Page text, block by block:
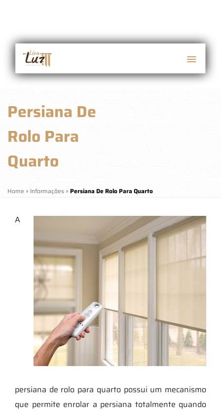
Persiana De
Rolo Para
Quarto
Home » Informações » Persiana De Rolo Para Quarto
A
persiana de rolo para quarto possui um mecanismo
que permite enrolar a persiana totalmente quando